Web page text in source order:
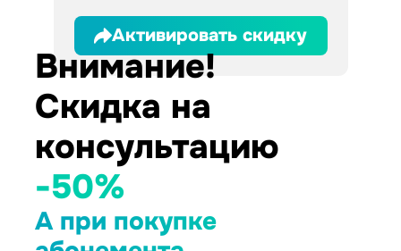
Активировать скидку
Внимание!
Скидка на
консультацию
-50%
А при покупке